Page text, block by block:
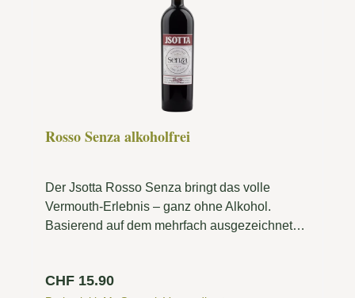
Rosso Senza alkoholfrei
Der Jsotta Rosso Senza bringt das volle
Vermouth-Erlebnis – ganz ohne Alkohol.
Basierend auf dem mehrfach ausgezeichneten
geschmacklich in nichts nach. Vollmundige
Regulärer Preis:
CHF 15.90